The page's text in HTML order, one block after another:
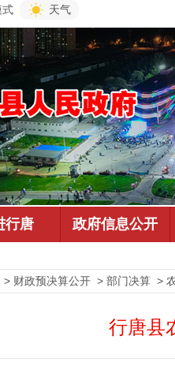
式 天气
财政预决算公开 > 部门决算 >
行唐县